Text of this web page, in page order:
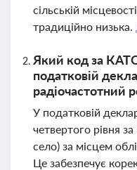
сільській
традиційно низька.
Який код за
податковій
радіочастотний
У податковій
четвертого рівня
село) за місцем
Це забезпечує